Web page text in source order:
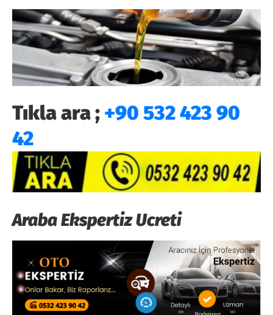
Tıkla ara ; +90 532 423 90
42
Araba Ekspertiz Ucreti